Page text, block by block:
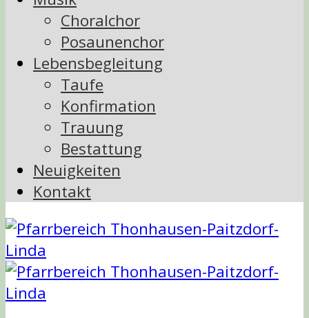
Choralchor
Posaunenchor
Lebensbegleitung
Taufe
Konfirmation
Trauung
Bestattung
Neuigkeiten
Kontakt